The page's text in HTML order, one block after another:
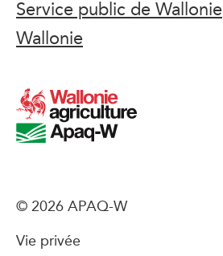
Service public de Wallonie
Wallonie
© 2026 APAQ-W
Vie privée